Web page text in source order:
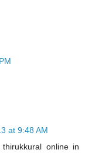
at 9:48 AM
online in